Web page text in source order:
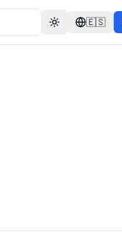
Toggle theme
🇪🇸